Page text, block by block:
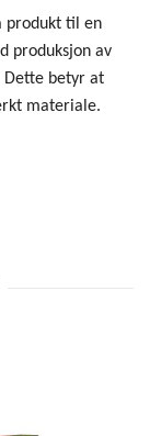
produkt til en
produksjon av
Dette betyr at
materiale.